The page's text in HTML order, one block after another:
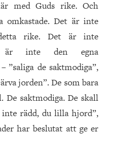
med Guds rike. Och
Det är inte
rike. Det är inte
är inte den egna
”saliga de saktmodiga”,
jorden”. De som bara
saktmodiga. De skall
rädd, du lilla hjord”,
har beslutat att ge er